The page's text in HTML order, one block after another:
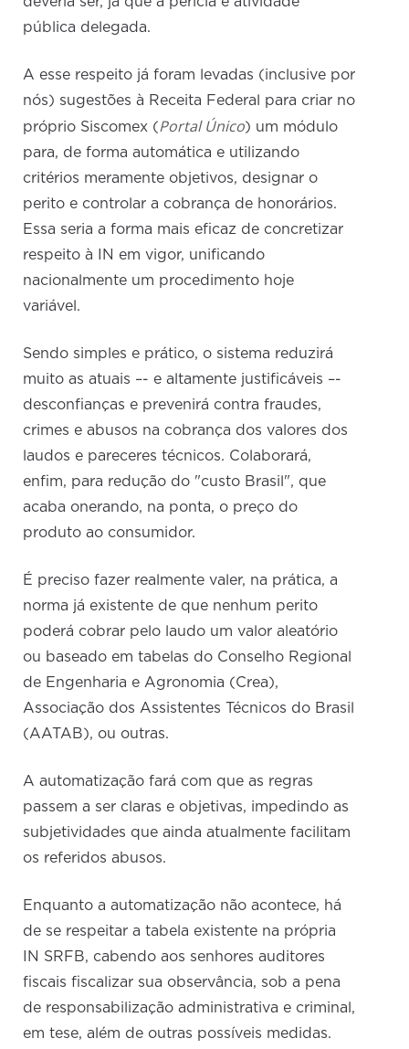
pública delegada.
A esse respeito já foram levadas (inclusive por
nós) sugestões à Receita Federal para criar no
próprio Siscomex (Portal Único) um módulo
para, de forma automática e utilizando
critérios meramente objetivos, designar o
perito e controlar a cobrança de honorários.
Essa seria a forma mais eficaz de concretizar
respeito à IN em vigor, unificando
nacionalmente um procedimento hoje
variável.
Sendo simples e prático, o sistema reduzirá
muito as atuais –- e altamente justificáveis –-
desconfianças e prevenirá contra fraudes,
crimes e abusos na cobrança dos valores dos
laudos e pareceres técnicos. Colaborará,
enfim, para redução do "custo Brasil", que
acaba onerando, na ponta, o preço do
produto ao consumidor.
É preciso fazer realmente valer, na prática, a
norma já existente de que nenhum perito
poderá cobrar pelo laudo um valor aleatório
ou baseado em tabelas do Conselho Regional
de Engenharia e Agronomia (Crea),
Associação dos Assistentes Técnicos do Brasil
(AATAB), ou outras.
A automatização fará com que as regras
passem a ser claras e objetivas, impedindo as
subjetividades que ainda atualmente facilitam
os referidos abusos.
Enquanto a automatização não acontece, há
de se respeitar a tabela existente na própria
IN SRFB, cabendo aos senhores auditores
fiscais fiscalizar sua observância, sob a pena
de responsabilização administrativa e criminal,
em tese, além de outras possíveis medidas.